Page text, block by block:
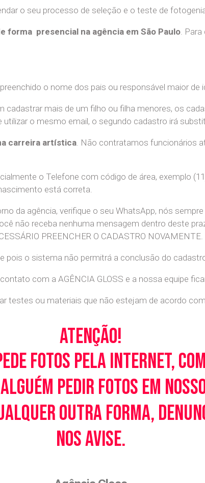
o seu processo de seleção e o teste de
forma presencial na agência em São Paulo .
o nome dos pais ou responsável maior de
cadastrar mais de um filho ou filha menores, os
utilizar o mesmo email, o segundo cadastro irá
carreira artística . Não contratamos funcionários
o Telefone com código de área, exemplo
está correta.
da agência, verifique o seu WhatsApp, nós
não receba nenhuma mensagem dentro deste
PREENCHER O CADASTRO NOVAMENTE.
pois o sistema não permitrá a conclusão do
com a AGÊNCIA GLOSS e a nossa equipe
testes ou materiais que não estejam de acordo
Atenção!
fotos pela Internet,
pedir fotos em
outra forma,
nos avise.